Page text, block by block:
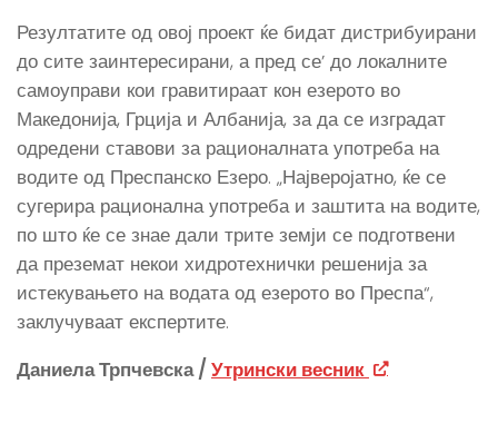
Резултатите од овој проект ќе бидат дистрибуирани
до сите заинтересирани, а пред се’ до локалните
самоуправи кои гравитираат кон езерото во
Македонија, Грција и Албанија, за да се изградат
одредени ставови за рационалната употреба на
водите од Преспанско Езеро. „Најверојатно, ќе се
сугерира рационална употреба и заштита на водите,
по што ќе се знае дали трите земји се подготвени
да преземат некои хидротехнички решенија за
истекувањето на водата од езерото во Преспа“,
заклучуваат експертите.
Даниела Трпчевска / Утрински весник